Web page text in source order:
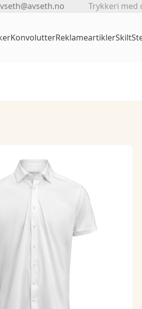
Trykkeri med
KonvolutterReklameartiklerSkilt